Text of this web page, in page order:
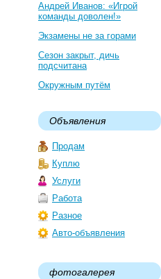
Андрей Иванов: «Игрой
команды доволен!»
Экзамены не за горами
Сезон закрыт, дичь
подсчитана
Окружным путём
Объявления
Продам
Куплю
Услуги
Работа
Разное
Авто-объявления
фотогалерея